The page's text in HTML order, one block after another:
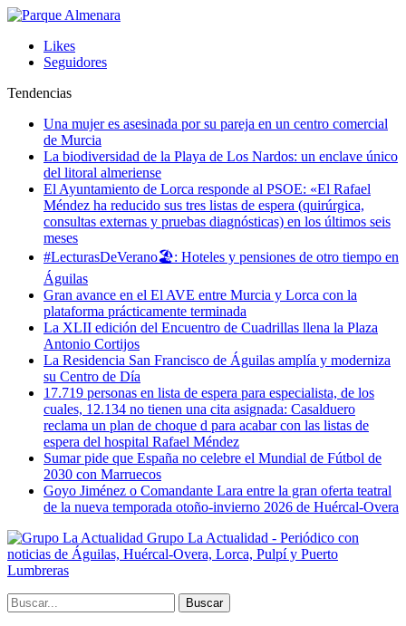
Likes
Seguidores
Tendencias
Una mujer es asesinada por su pareja en un centro comercial
de Murcia
La biodiversidad de la Playa de Los Nardos: un enclave único
del litoral almeriense
El Ayuntamiento de Lorca responde al PSOE: «El Rafael
Méndez ha reducido sus tres listas de espera (quirúrgica,
consultas externas y pruebas diagnósticas) en los últimos seis
meses
#LecturasDeVerano🏖: Hoteles y pensiones de otro tiempo en
Águilas
Gran avance en el El AVE entre Murcia y Lorca con la
plataforma prácticamente terminada
La XLII edición del Encuentro de Cuadrillas llena la Plaza
Antonio Cortijos
La Residencia San Francisco de Águilas amplía y moderniza
su Centro de Día
17.719 personas en lista de espera para especialista, de los
cuales, 12.134 no tienen una cita asignada: Casalduero
reclama un plan de choque d para acabar con las listas de
espera del hospital Rafael Méndez
Sumar pide que España no celebre el Mundial de Fútbol de
2030 con Marruecos
Goyo Jiménez o Comandante Lara entre la gran oferta teatral
de la nueva temporada otoño-invierno 2026 de Huércal-Overa
Grupo La Actualidad - Periódico con
noticias de Águilas, Huércal-Overa, Lorca, Pulpí y Puerto
Lumbreras